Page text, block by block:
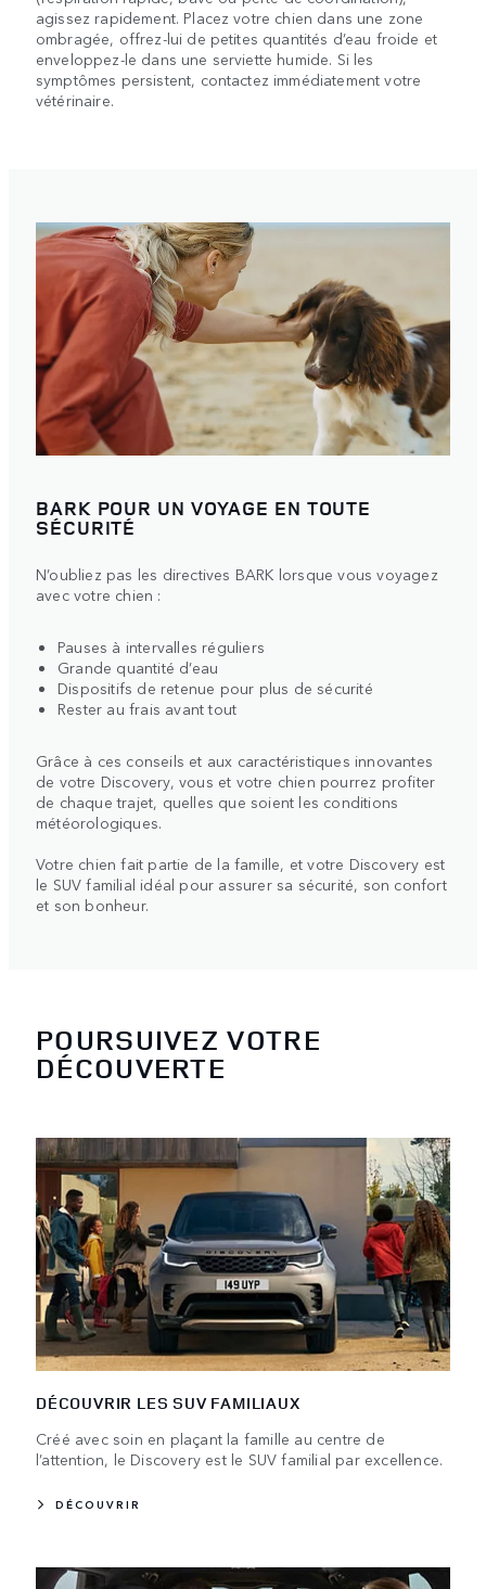
agissez rapidement. Placez votre chien dans une zone
ombragée, offrez-lui de petites quantités d’eau froide et
enveloppez-le dans une serviette humide. Si les
symptômes persistent, contactez immédiatement votre
vétérinaire.
BARK POUR UN VOYAGE EN TOUTE
SÉCURITÉ
N’oubliez pas les directives BARK lorsque vous voyagez
avec votre chien :
Pauses à intervalles réguliers
Grande quantité d’eau
Dispositifs de retenue pour plus de sécurité
Rester au frais avant tout
Grâce à ces conseils et aux caractéristiques innovantes
de votre Discovery, vous et votre chien pourrez profiter
de chaque trajet, quelles que soient les conditions
météorologiques.
Votre chien fait partie de la famille, et votre Discovery est
le SUV familial idéal pour assurer sa sécurité, son confort
et son bonheur.
POURSUIVEZ VOTRE
DÉCOUVERTE
DÉCOUVRIR LES SUV FAMILIAUX
Créé avec soin en plaçant la famille au centre de
l’attention, le Discovery est le SUV familial par excellence.
DÉCOUVRIR